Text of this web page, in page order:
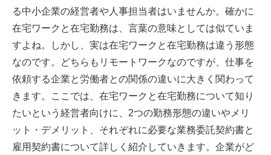
る中小企業の経営者や人事担当者はいませんか。確かに
在宅ワークと在宅勤務は、言葉の意味としては似ていま
すよね。しかし、実は在宅ワークと在宅勤務は違う形態
なのです。どちらもリモートワークなのですが、仕事を
依頼する企業と労働者との関係の違いに大きく関わって
きます。ここでは、在宅ワークと在宅勤務について知り
たいという経営者向けに、2つの勤務形態の違いやメリ
ット・デメリット、それぞれに必要な業務委託契約書と
雇用契約書について詳しく紹介していきます。企業がど